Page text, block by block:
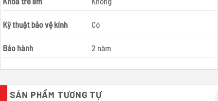
Kỹ thuật bảo vệ kính Có
Bảo hành 2 năm
SẢN PHẨM TƯƠNG TỰ